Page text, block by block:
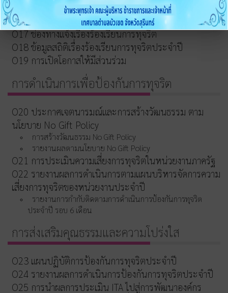
O16 แนวปฏิบัติการจัดการเรื่องร้องเรียนการทุจริตและ
ประพฤติมิชอบ
O17 ช่องทางแจ้งเรื่องร้องเรียนการทุจริต
O18 ข้อมูลสถิติเรื่องร้องเรียนการทุจริตประจำปี
O19 การเปิดโอกาสให้มีส่วนร่วม
การดำเนินการเพื่อป้องกันการทุจริต
O20 ประกาศเจตนารมณ์และการสร้างวัฒนธรรม ตาม
นโยบาย No Gift Policy
การสร้างวัฒนธรรม No Gift Policy
รายงานผลตามนโยบาย No Gift Policy
O21 การประเมินความเสี่ยงการทุจริตในหน่วยงานภาครัฐ
O22 รายงานผลการดำเนินการตามแผนบริหารจัดการความ
เสี่ยงการทุจริตของหน่วยงานประจำปี
รายงานการกำกับติดตามการดำเนินการป้องกันการทุจริต
ประจำปี รอบ 6 เดือน
การส่งเสริมคุณธรรมและความโปร่งใส
O23 แผนปฏิบัติการป้องกันการทุจริตประจำปี
O24 รายงานผลการดำเนินการป้องกันการทุจริตประจำปี
O25 การนำผลการประเมิน ITA ไปสู่การพัฒนาองค์กร